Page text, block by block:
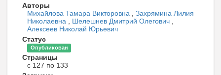
Авторы
Михайлова Тамара Викторовна , Захрямина Лилия
Николаевна , Шелешнев Дмитрий Олегович ,
Алексеев Николай Юрьевич
Статус
Опубликован
Страницы
с 127 по 133